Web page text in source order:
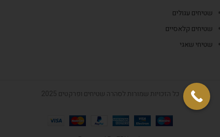
שטיחים עגולים
שטיחים קלאסיים
שטיחי שאגי
כל הזכויות שמורות לסהרה שטיחים ופרקטים 2025